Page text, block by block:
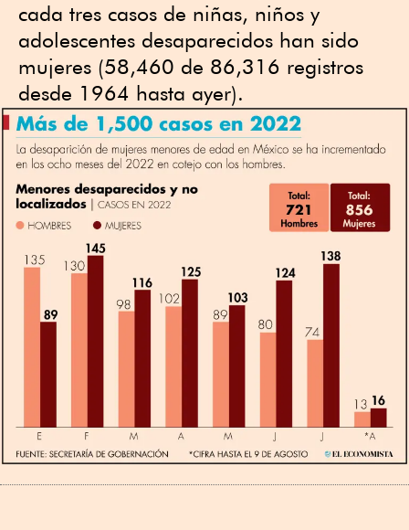
cada tres casos de niñas, niños y
adolescentes desaparecidos han sido
mujeres (58,460 de 86,316 registros
desde 1964 hasta ayer).